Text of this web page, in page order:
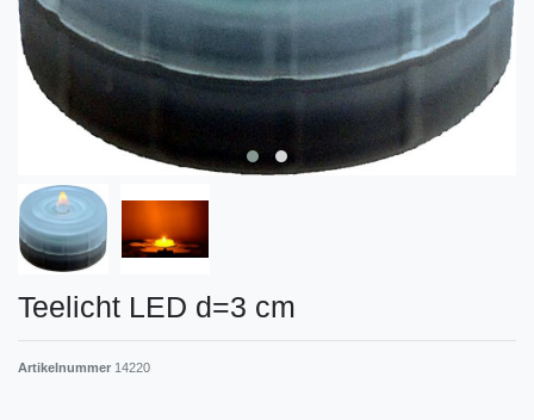
Teelicht LED d=3 cm
Artikelnummer 14220